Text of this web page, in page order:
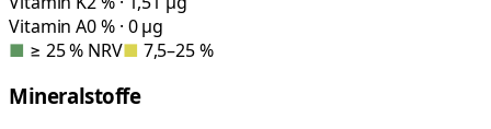
Vitamin A0 % · 0 µg
■ ≥ 25 % NRV■ 7,5–25 %
Mineralstoffe